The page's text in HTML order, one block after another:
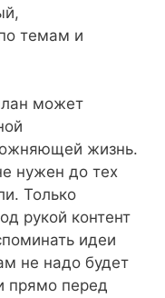
темам и
может
жизнь.
нужен до тех
Только
рукой контент
идеи
не надо будет
прямо перед